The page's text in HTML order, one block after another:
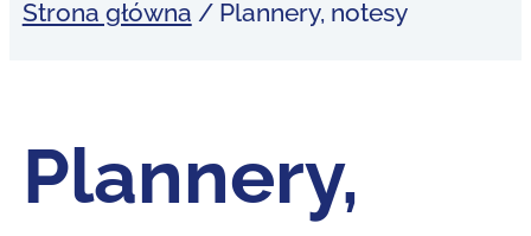
Strona główna / Plannery, notesy
Plannery,